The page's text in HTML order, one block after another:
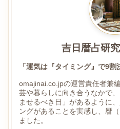
吉日暦占研
「運気は『タイミング』で9割
omajinai.co.jpの運営責任者兼
芸や暮らしに向き合うなかで
ませるべき日」があるように
ングがあることを実感し、暦
ました。